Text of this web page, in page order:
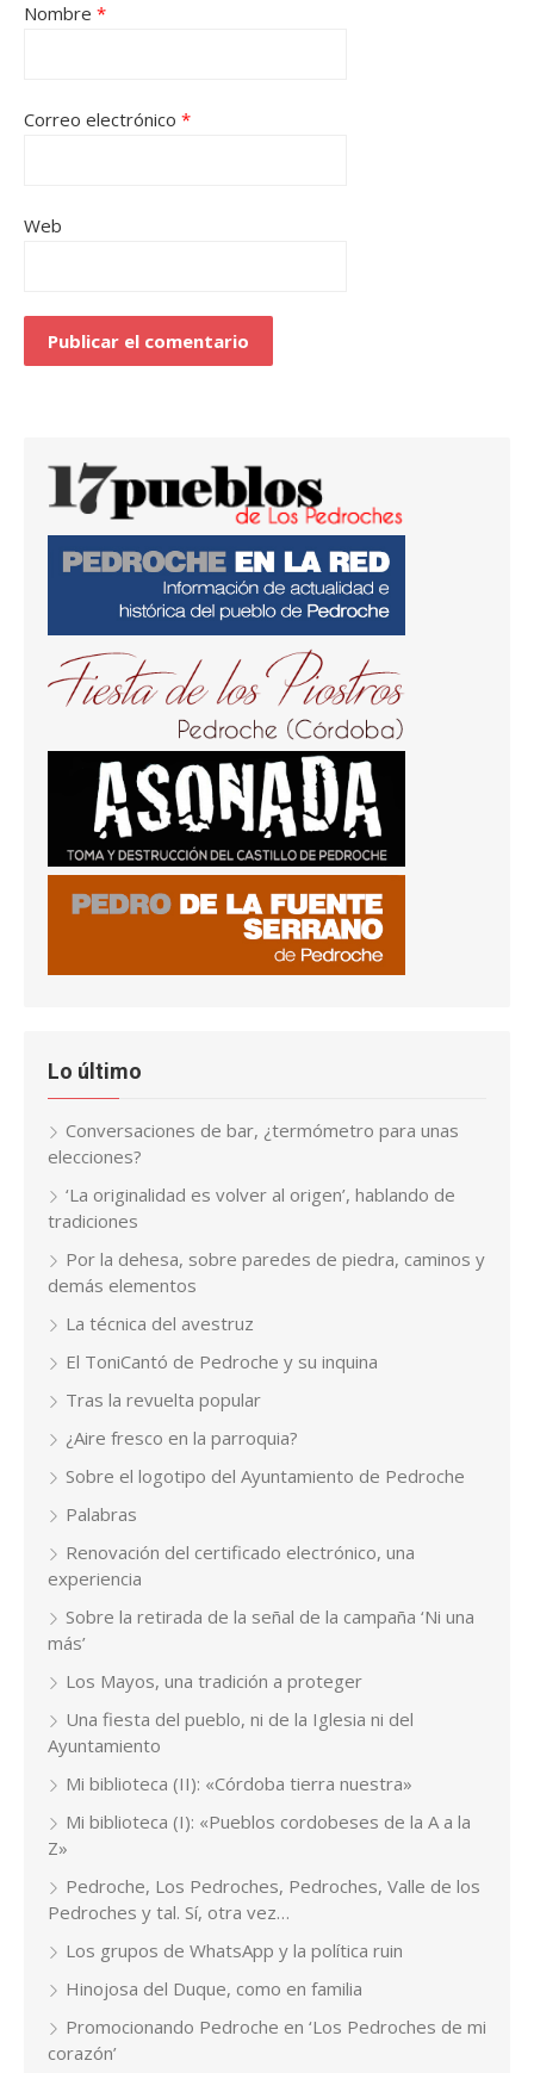
Nombre *
Correo electrónico *
Web
Lo último
Conversaciones de bar, ¿termómetro para unas
elecciones?
‘La originalidad es volver al origen’, hablando de
tradiciones
Por la dehesa, sobre paredes de piedra, caminos y
demás elementos
La técnica del avestruz
El ToniCantó de Pedroche y su inquina
Tras la revuelta popular
¿Aire fresco en la parroquia?
Sobre el logotipo del Ayuntamiento de Pedroche
Palabras
Renovación del certificado electrónico, una
experiencia
Sobre la retirada de la señal de la campaña ‘Ni una
más’
Los Mayos, una tradición a proteger
Una fiesta del pueblo, ni de la Iglesia ni del
Ayuntamiento
Mi biblioteca (II): «Córdoba tierra nuestra»
Mi biblioteca (I): «Pueblos cordobeses de la A a la
Z»
Pedroche, Los Pedroches, Pedroches, Valle de los
Pedroches y tal. Sí, otra vez…
Los grupos de WhatsApp y la política ruin
Hinojosa del Duque, como en familia
Promocionando Pedroche en ‘Los Pedroches de mi
corazón’